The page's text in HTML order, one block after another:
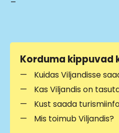
Korduma kippuvad
Kuidas Viljandisse
Kas Viljandis on
Kust saada
Mis toimub Viljandis?